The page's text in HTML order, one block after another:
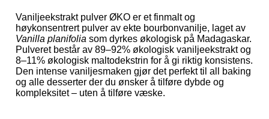
Vaniljeekstrakt pulver ØKO er et finmalt og
høykonsentrert pulver av ekte bourbonvanilje, laget av
Vanilla planifolia som dyrkes økologisk på Madagaskar.
Pulveret består av 89–92% økologisk vaniljeekstrakt og
8–11% økologisk maltodekstrin for å gi riktig konsistens.
Den intense vaniljesmaken gjør det perfekt til all baking
og alle desserter der du ønsker å tilføre dybde og
kompleksitet – uten å tilføre væske.